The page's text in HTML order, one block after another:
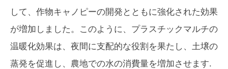
して、作物キャノピーの開発とともに強化された効果
が増加しました。このように、プラスチックマルチの
温暖化効果は、夜間に支配的な役割を果たし、土壌の
蒸発を促進し、農地での水の消費量を増加させます.